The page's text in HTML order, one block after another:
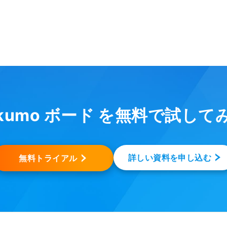
ボード を無料で試して
無料トライアル 詳しい資料を申し込む